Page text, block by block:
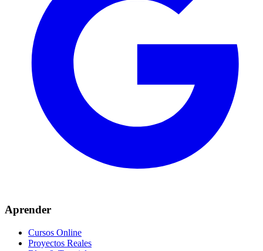
Aprender
Cursos Online
Proyectos Reales